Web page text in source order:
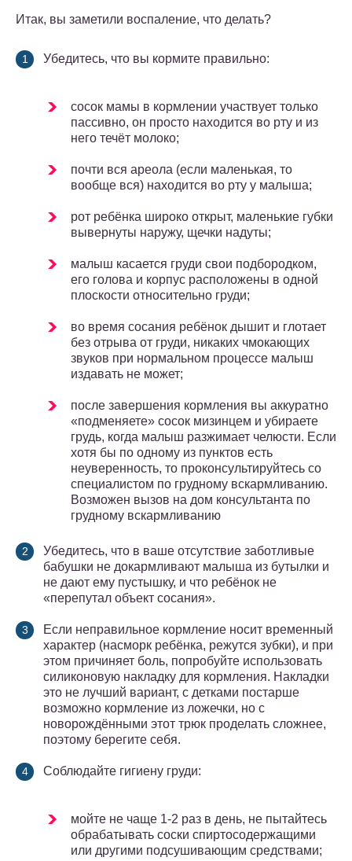
Итак, вы заметили воспаление, что делать?
Убедитесь, что вы кормите правильно:
сосок мамы в кормлении участвует только
пассивно, он просто находится во рту и из
него течёт молоко;
почти вся ареола (если маленькая, то
вообще вся) находится во рту у малыша;
рот ребёнка широко открыт, маленькие губки
вывернуты наружу, щечки надуты;
малыш касается груди свои подбородком,
его голова и корпус расположены в одной
плоскости относительно груди;
во время сосания ребёнок дышит и глотает
без отрыва от груди, никаких чмокающих
звуков при нормальном процессе малыш
издавать не может;
после завершения кормления вы аккуратно
«подменяете» сосок мизинцем и убираете
грудь, когда малыш разжимает челюсти. Если
хотя бы по одному из пунктов есть
неуверенность, то проконсультируйтесь со
специалистом по грудному вскармливанию.
Возможен вызов на дом консультанта по
грудному вскармливанию
Убедитесь, что в ваше отсутствие заботливые
бабушки не докармливают малыша из бутылки и
не дают ему пустышку, и что ребёнок не
«перепутал объект сосания».
Если неправильное кормление носит временный
характер (насморк ребёнка, режутся зубки), и при
этом причиняет боль, попробуйте использовать
силиконовую накладку для кормления. Накладки
это не лучший вариант, с детками постарше
возможно кормление из ложечки, но с
новорождёнными этот трюк проделать сложнее,
поэтому берегите себя.
Соблюдайте гигиену груди:
мойте не чаще 1-2 раз в день, не пытайтесь
обрабатывать соски спиртосодержащими
или другими подсушивающим средствами;